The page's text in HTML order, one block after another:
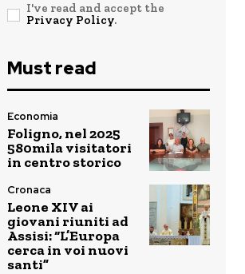
I've read and accept the
Privacy Policy.
Must read
Economia
Foligno, nel 2025
580mila visitatori
in centro storico
Cronaca
Leone XIV ai
giovani riuniti ad
Assisi: “L’Europa
cerca in voi nuovi
santi”